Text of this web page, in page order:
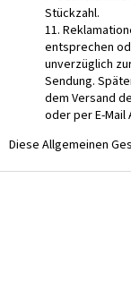
Stückzahl.
11.
entsprechen
unverzüglich
Sendung.
dem Versand
oder per E-Mail
Diese Allgemeinen